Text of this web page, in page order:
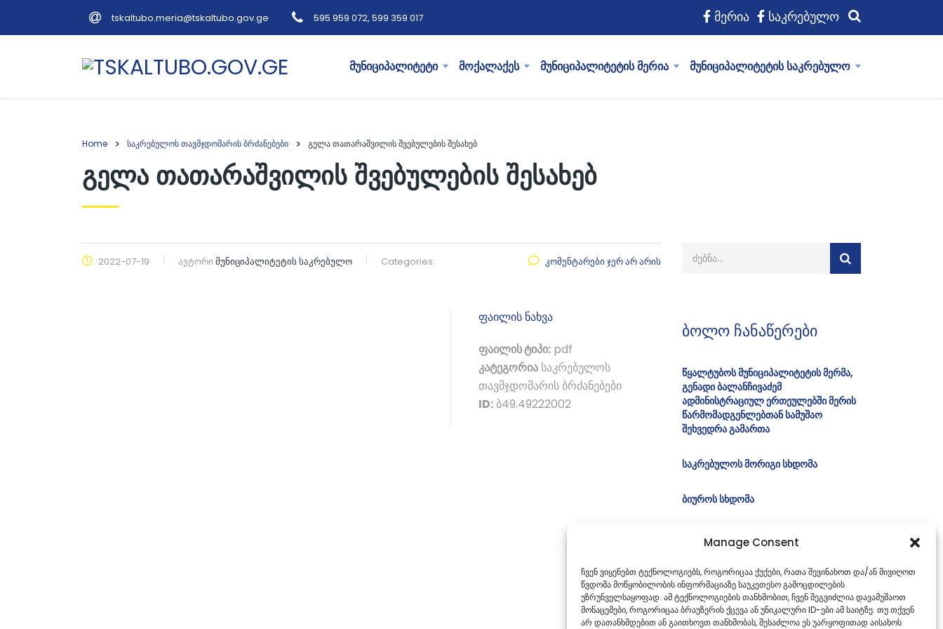
Manage Consent
ჩვენ ვიყენებთ ტექნოლოგიებს, როგორიცაა ქუქები, რათა შევინახოთ და/ან მივიღოთ
წვდომა მოწყობილობის ინფორმაციაზე საუკეთესო გამოცდილების
უზრუნველსაყოფად. ამ ტექნოლოგიების თანხმობით, ჩვენ შეგვიძლია დავამუშაოთ
მონაცემები, როგორიცაა ბრაუზერის ქცევა ან უნიკალური ID-ები ამ საიტზე. თუ თქვენ
არ დათანხმდებით ან გაითხოვთ თანხმობას, შესაძლოა ეს უარყოფითად აისახოს
tskaltubo.meria@tskaltubo.gov.ge 595 959 072, 599 359 017 მერია საკრებულო
მუნიციპალიტეტი მოქალაქეს მუნიციპალიტეტის მერია მუნიციპალიტეტის საკრებულო
Home საკრებულოს თავმჯდომარის ბრძანებები გელა თათარაშვილის შვებულების შესახებ
გელა თათარაშვილის შვებულების შესახებ
2022-07-19 ავტორი მუნიციპალიტეტის საკრებულო Categories: კომენტარები ჯერ არ არის
ფაილის ნახვა
ფაილის ტიპი:pdf
კატეგორიასაკრებულოს
თავმჯდომარის ბრძანებები
ID:ბ49.49222002
ბოლო ჩანაწერები
წყალტუბოს მუნიციპალიტეტის მერმა,
გენადი ბალანჩივაძემ
ადმინისტრაციულ ერთეულებში მერის
წარმომადგენლებთან სამუშაო
შეხვედრა გამართა
საკრებულოს მორიგი სხდომა
ბიუროს სხდომა
სკრინინგის განცხადება